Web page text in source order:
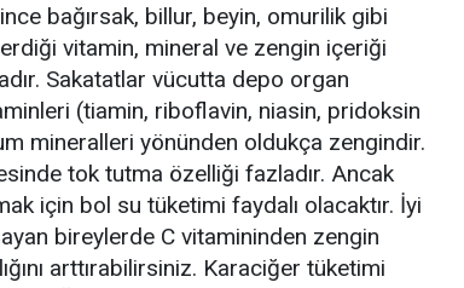
bağırsak, billur, beyin, omurilik gibi
vitamin, mineral ve zengin içeriği
Sakatatlar vücutta depo organ
(tiamin, riboflavin, niasin, pridoksin
mineralleri yönünden oldukça zengindir.
tok tutma özelliği fazladır. Ancak
için bol su tüketimi faydalı olacaktır. İyi
bireylerde C vitamininden zengin
arttırabilirsiniz. Karaciğer tüketimi